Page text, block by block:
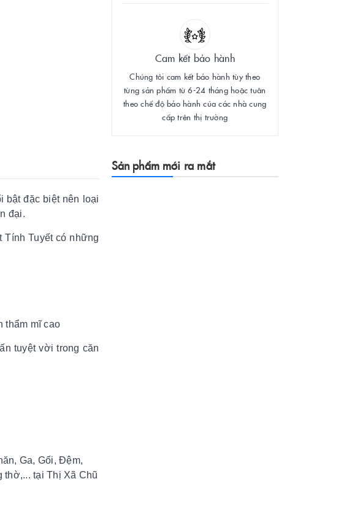
Cam kết bảo hành
Chúng tôi cam kết bảo hành tùy theo
từng sản phẩm từ 6-24 tháng hoặc tuân
theo chế độ bảo hành của các nhà cung
cấp trên thị trường
bật đặc biệt nên loại
đại.
Tính Tuyết có những
thẩm mĩ cao
tuyệt vời trong căn
Ga, Gối, Đệm,
thờ,... tại Thị Xã Chũ
Sản phẩm mới ra mắt